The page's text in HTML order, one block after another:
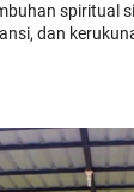
spiritual
dan